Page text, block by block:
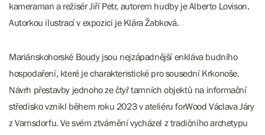
kameraman a režisér Jiří Petr, autorem hudby je Alberto Lovison.
Autorkou ilustrací v expozici je Klára Žabková.
Mariánskohorské Boudy jsou nejzápadnější enkláva budního
hospodaření, které je charakteristické pro sousední Krkonoše.
Návrh přestavby jednoho ze čtyř tamních objektů na informační
středisko vznikl během roku 2023 v ateliéru forWood Václava Járy
z Varnsdorfu. Ve svém ztvárnění vycházel z tradičního archetypu